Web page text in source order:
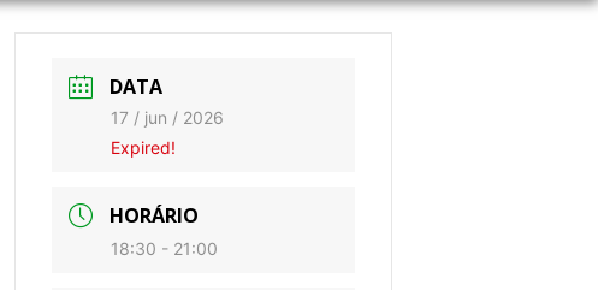
DATA
17 / jun / 2026
Expired!
HORÁRIO
18:30 - 21:00